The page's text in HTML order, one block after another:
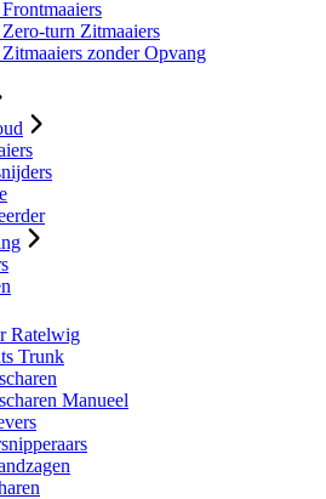
turn Zitmaaiers
zonder Opvang
Ratelwig
Trunk
Manueel